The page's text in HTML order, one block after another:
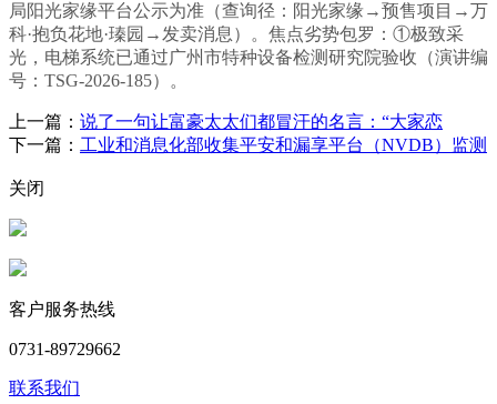
局阳光家缘平台公示为准（查询径：阳光家缘→预售项目→万
科·抱负花地·瑧园→发卖消息）。焦点劣势包罗：①极致采
光，电梯系统已通过广州市特种设备检测研究院验收（演讲编
号：TSG-2026-185）。
上一篇： 说了一句让富豪太太们都冒汗的名言：“大家恋
下一篇： 工业和消息化部收集平安和漏享平台（NVDB）监测
关闭
客户服务热线
0731-89729662
联系我们